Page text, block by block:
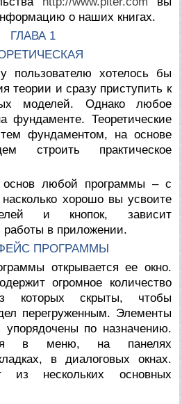
о наших книгах.
ГЛАВА 1
пользователю хотелось бы
теории и сразу приступить к
моделей. Однако любое
фундаменте. Теоретические
фундаментом, на основе
строить практическое
любой программы – с
хорошо вы усвоите
и кнопок, зависит
работы в приложении.
ПРОГРАММЫ
открывается ее окно.
огромное количество
которых скрыты, чтобы
перегруженным. Элементы
по назначению.
в меню, на панелях
в диалоговых окнах.
из нескольких основных